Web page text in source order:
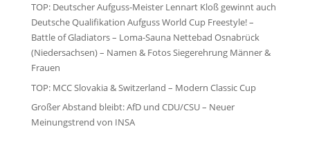
TOP: Deutscher Aufguss-Meister Lennart Kloß gewinnt auch
Deutsche Qualifikation Aufguss World Cup Freestyle! –
Battle of Gladiators – Loma-Sauna Nettebad Osnabrück
(Niedersachsen) – Namen & Fotos Siegerehrung Männer &
Frauen
TOP: MCC Slovakia & Switzerland – Modern Classic Cup
Großer Abstand bleibt: AfD und CDU/CSU – Neuer
Meinungstrend von INSA